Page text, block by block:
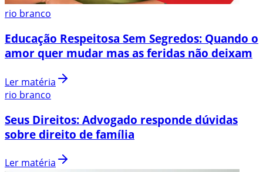
rio branco
Educação Respeitosa Sem Segredos: Quando o
amor quer mudar mas as feridas não deixam
Ler matéria
rio branco
Seus Direitos: Advogado responde dúvidas
sobre direito de família
Ler matéria